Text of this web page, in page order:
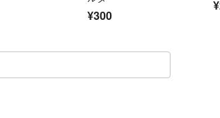
¥300